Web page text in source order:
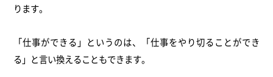
ります。
「仕事ができる」というのは、「仕事をやり切ることができ
る」と言い換えることもできます。